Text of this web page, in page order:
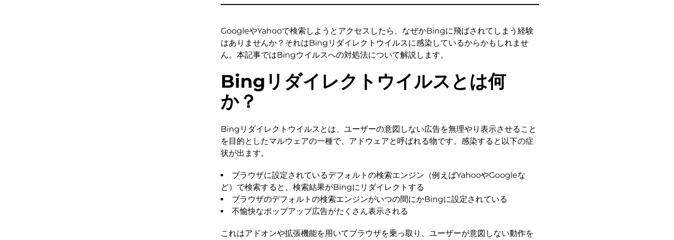
GoogleやYahooで検索しようとアクセスしたら、なぜかBingに飛ばされてしまう経験
はありませんか？それはBingリダイレクトウイルスに感染しているからかもしれませ
ん。本記事ではBingウイルスへの対処法について解説します。
Bingリダイレクトウイルスとは何
か？
Bingリダイレクトウイルスとは、ユーザーの意図しない広告を無理やり表示させること
を目的としたマルウェアの一種で、アドウェアと呼ばれる物です。感染すると以下の症
状が出ます。
ブラウザに設定されているデフォルトの検索エンジン（例えばYahooやGoogleな
ど）で検索すると、検索結果がBingにリダイレクトする
ブラウザのデフォルトの検索エンジンがいつの間にかBingに設定されている
不愉快なポップアップ広告がたくさん表示される
これはアドオンや拡張機能を用いてブラウザを乗っ取り、ユーザーが意図しない動作を